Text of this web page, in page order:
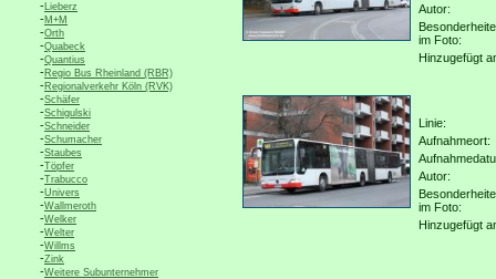
-Lieberz
-M+M
-Orth
-Quabeck
-Quantius
-Regio Bus Rheinland (RBR)
-Regionalverkehr Köln (RVK)
-Schäfer
-Schigulski
-Schneider
-Schumacher
-Staubes
-Töpfer
-Trabucco
-Univers
-Wallmeroth
-Welker
-Welter
-Willms
-Zink
-Weitere Subunternehmer
Autor:
im Foto:
Hinzugefügt
Linie:
Aufnahmeort:
Autor:
im Foto:
Hinzugefügt